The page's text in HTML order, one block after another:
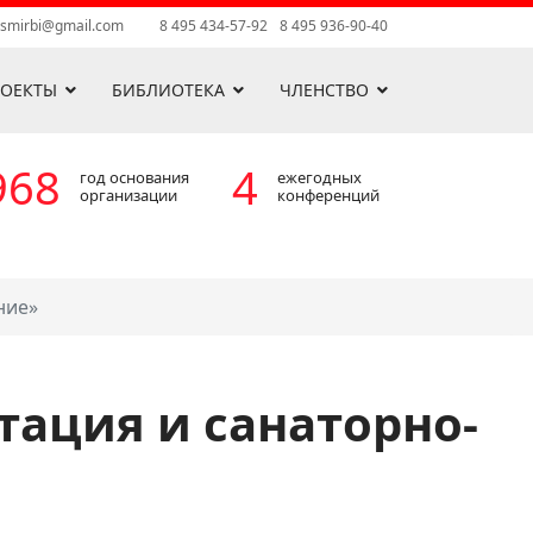
БИБЛИОТЕКА ЧЛЕНСТВО
8 495 434-57-92 8 495 936-90-40
год основания
организации
4
ежегодных
конференций
и санаторно-